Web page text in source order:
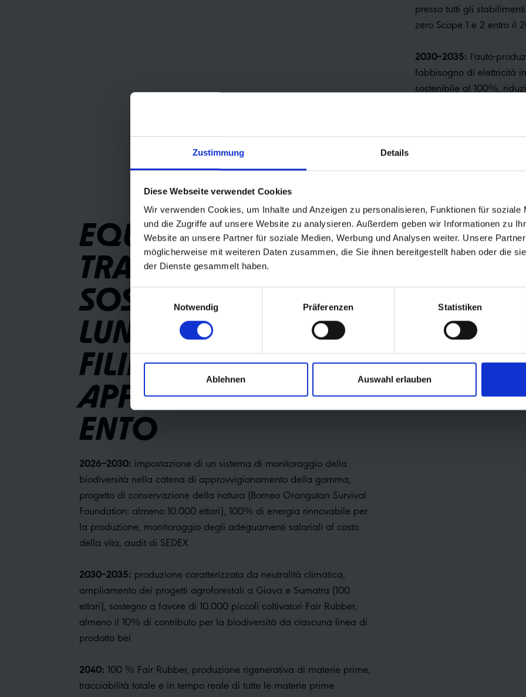
Zustimmung Details
Diese Webseite verwendet Cookies
Wir verwenden Cookies, um Inhalte und Anzeigen zu personalisieren, Funktionen für soziale
und die Zugriffe auf unsere Website zu analysieren. Außerdem geben wir Informationen zu
Website an unsere Partner für soziale Medien, Werbung und Analysen weiter. Unsere
möglicherweise mit weiteren Daten zusammen, die Sie ihnen bereitgestellt haben oder die
der Dienste gesammelt haben.
Einwilligungsauswahl
Notwendig
Präferenzen Statistiken
Ablehnen Auswahl erlauben
presso tutti gli
zero Scope 1 e 2 entro il
2030–2035: l'auto-
fabbisogno di elettricità
sostenibile al 100%,
2040:100 % del fatturato
prodotti realizzati con
EQUITÀ,
TRASPARENZA E
SOSTENIBILITÀ
LUNGO TUTTA LA
FILIERA DI
APPROVVIGIONAM
ENTO
2026–2030: impostazione di un sistema di monitoraggio della
biodiversità nella catena di approvvigionamento della gomma,
progetto di conservazione della natura (Borneo Orangutan Survival
Foundation: almeno 10.000 ettari), 100% di energia rinnovabile per
la produzione, monitoraggio degli adeguamenti salariali al costo
della vita, audit di SEDEX
2030–2035: produzione caratterizzata da neutralità climatica,
ampliamento dei progetti agroforestali a Giava e Sumatra (100
ettari), sostegno a favore di 10.000 piccoli coltivatori Fair Rubber,
almeno il 10% di contributo per la biodiversità da ciascuna linea di
prodotto bei
2040: 100 % Fair Rubber, produzione rigenerativa di materie prime,
tracciabilità totale e in tempo reale di tutte le materie prime